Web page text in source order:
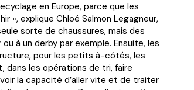
en Europe, parce que les
», explique Chloé Salmon Legagneur,
sorte de chaussures, mais des
à un derby par exemple. Ensuite, les
pour les petits à-côtés, les
dans les opérations de tri, faire
la capacité d’aller vite et de traiter